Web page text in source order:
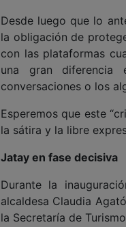
Desde luego que lo
la obligación de
con las plataformas
una gran diferencia
conversaciones o los
Esperemos que este
la sátira y la libre
Jatay en fase decisiva
Durante la
alcaldesa Claudia
la Secretaría de